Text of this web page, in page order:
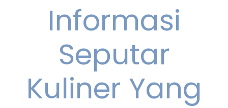
Informasi
Seputar
Kuliner Yang